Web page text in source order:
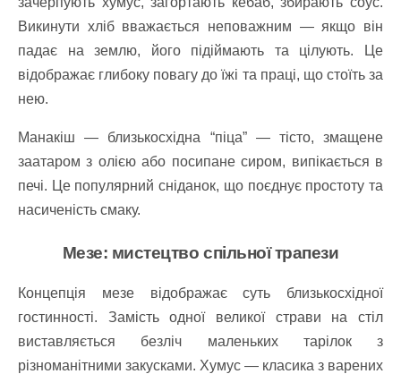
Викинути хліб вважається неповажним — якщо він
падає на землю, його підіймають та цілують. Це
відображає глибоку повагу до їжі та праці, що стоїть за
нею.
Манакіш — близькосхідна “піца” — тісто, змащене
заатаром з олією або посипане сиром, випікається в
печі. Це популярний сніданок, що поєднує простоту та
насиченість смаку.
Мезе: мистецтво спільної трапези
Концепція мезе відображає суть близькосхідної
гостинності. Замість одної великої страви на стіл
виставляється безліч маленьких тарілок з
різноманітними закусками. Хумус — класика з варених